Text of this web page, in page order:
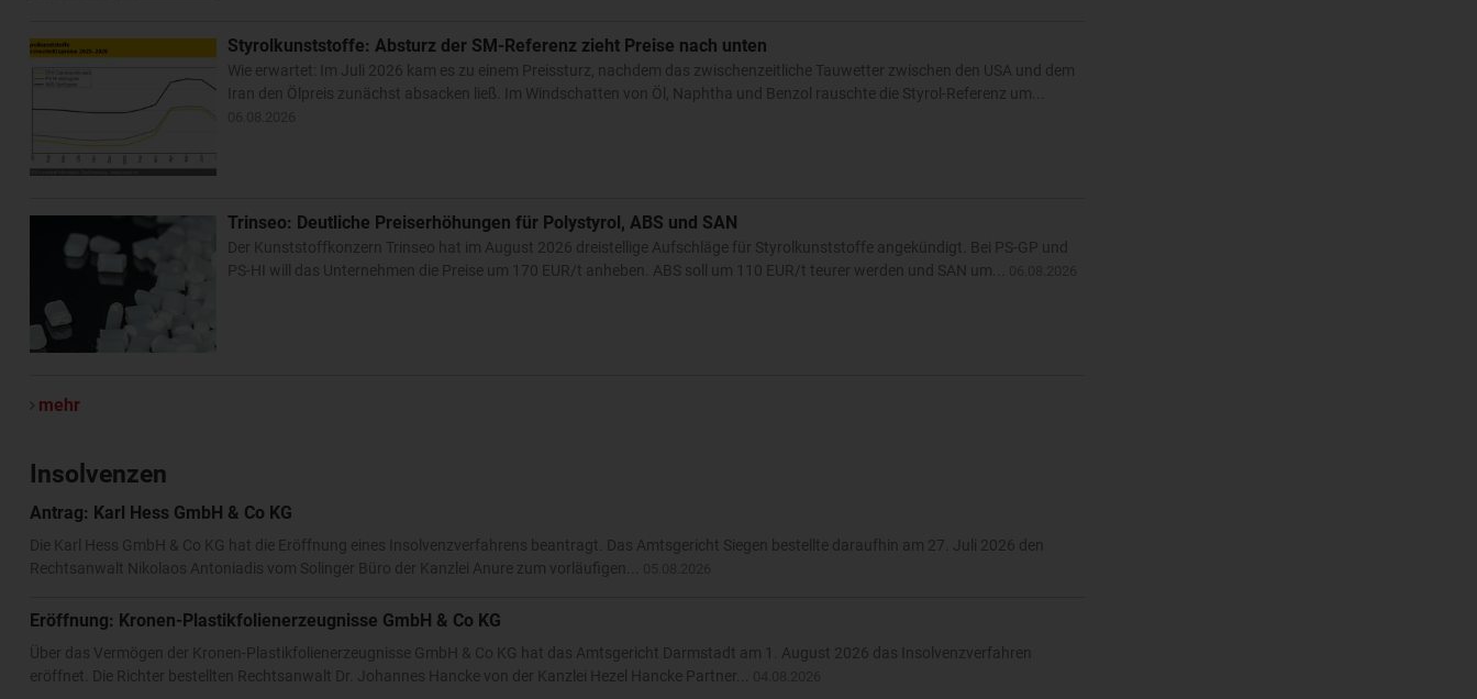
Styrolkunststoffe: Absturz der SM-Referenz zieht Preise nach unten
Wie erwartet: Im Juli 2026 kam es zu einem Preissturz, nachdem das zwischenzeitliche Tauwetter zwischen den USA und dem
Iran den Ölpreis zunächst absacken ließ. Im Windschatten von Öl, Naphtha und Benzol rauschte die Styrol-Referenz um...
Trinseo: Deutliche Preiserhöhungen für Polystyrol, ABS und SAN
Der Kunststoffkonzern Trinseo hat im August 2026 dreistellige Aufschläge für Styrolkunststoffe angekündigt. Bei PS-GP und
PS-HI will das Unternehmen die Preise um 170 EUR/t anheben. ABS soll um 110 EUR/t teurer werden und SAN um...
mehr
Insolvenzen
Antrag: Karl Hess GmbH & Co KG
Die Karl Hess GmbH & Co KG hat die Eröffnung eines Insolvenzverfahrens beantragt. Das Amtsgericht Siegen bestellte daraufhin am 27. Juli 2026 den
Rechtsanwalt Nikolaos Antoniadis vom Solinger Büro der Kanzlei Anure zum vorläufigen...
Eröffnung: Kronen-Plastikfolienerzeugnisse GmbH & Co KG
Über das Vermögen der Kronen-Plastikfolienerzeugnisse GmbH & Co KG hat das Amtsgericht Darmstadt am 1. August 2026 das Insolvenzverfahren
eröffnet. Die Richter bestellten Rechtsanwalt Dr. Johannes Hancke von der Kanzlei Hezel Hancke Partner...